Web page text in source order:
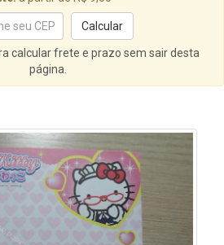
calcular frete e prazo sem sair desta
página.